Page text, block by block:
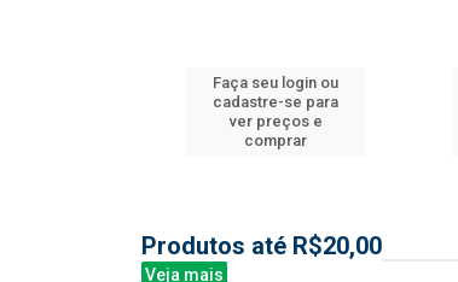
Faça seu login ou
cadastre-se para
ver preços e
comprar
Produtos até R$20,00
Veja mais